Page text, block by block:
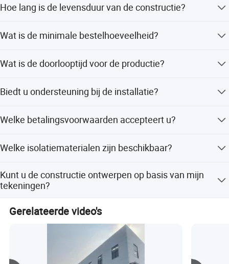
flexibele aanpassingen op basis van ontwerpen of
Hoe lang is de levensduur van de constructie?
gaan, zonder afval tijdens de constructie.
Wat is de minimale bestelhoeveelheid?
Wat is de doorlooptijd voor de productie?
tijdens drukke als rustige periodes.
Biedt u ondersteuning bij de installatie?
Welke betalingsvoorwaarden accepteert u?
betalingen voor kleinere bedragen.
Welke isolatiematerialen zijn beschikbaar?
sandwichpanelen aan met diktes van 50 mm tot 200 mm.
Kunt u de constructie ontwerpen op basis van mijn
tekeningen?
wensen en kunnen uw tekeningen of foto's accepteren.
Gerelateerde video's